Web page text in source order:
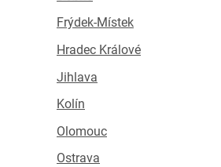
Frýdek-Místek
Hradec Králové
Jihlava
Kolín
Olomouc
Ostrava